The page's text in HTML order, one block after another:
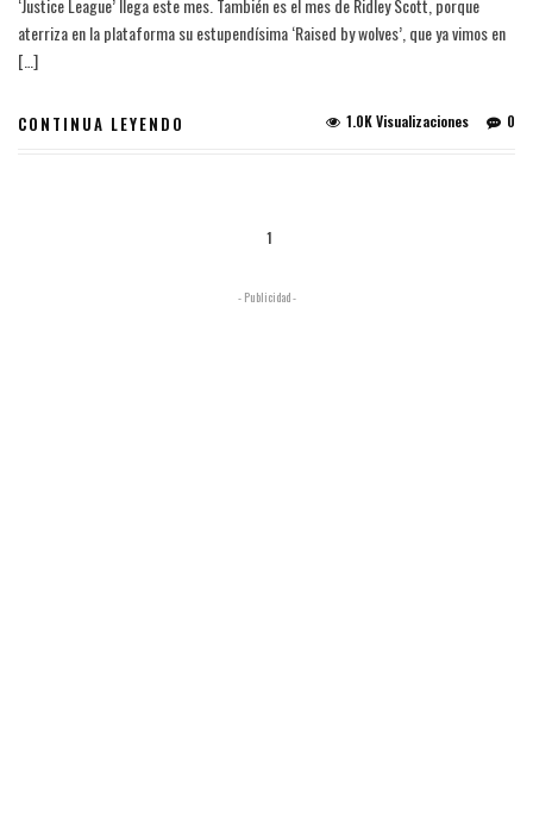
‘Justice League’ llega este mes. También es el mes de Ridley Scott, porque
aterriza en la plataforma su estupendísima ‘Raised by wolves’, que ya vimos en
[…]
CONTINUA LEYENDO 0
1.0K Visualizaciones
1
- Publicidad -